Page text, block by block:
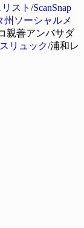
スト /ScanSnap
州ソーシャルメ
親善アンバサダ
リュック/浦和レ